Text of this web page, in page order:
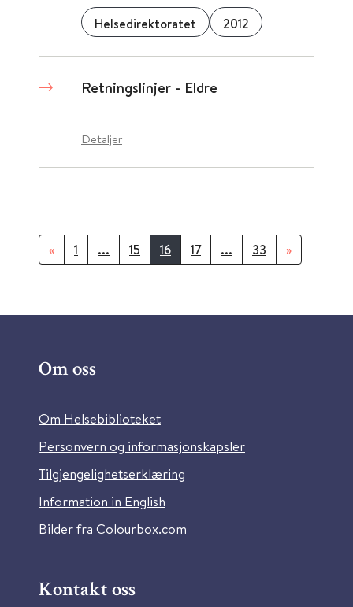
Helsedirektoratet 2012
Retningslinjer - Eldre
Detaljer
« 1 ... 15 16 17 ... 33 »
Om oss
Om Helsebiblioteket
Personvern og informasjonskapsler
Tilgjengelighetserklæring
Information in English
Bilder fra Colourbox.com
Kontakt oss